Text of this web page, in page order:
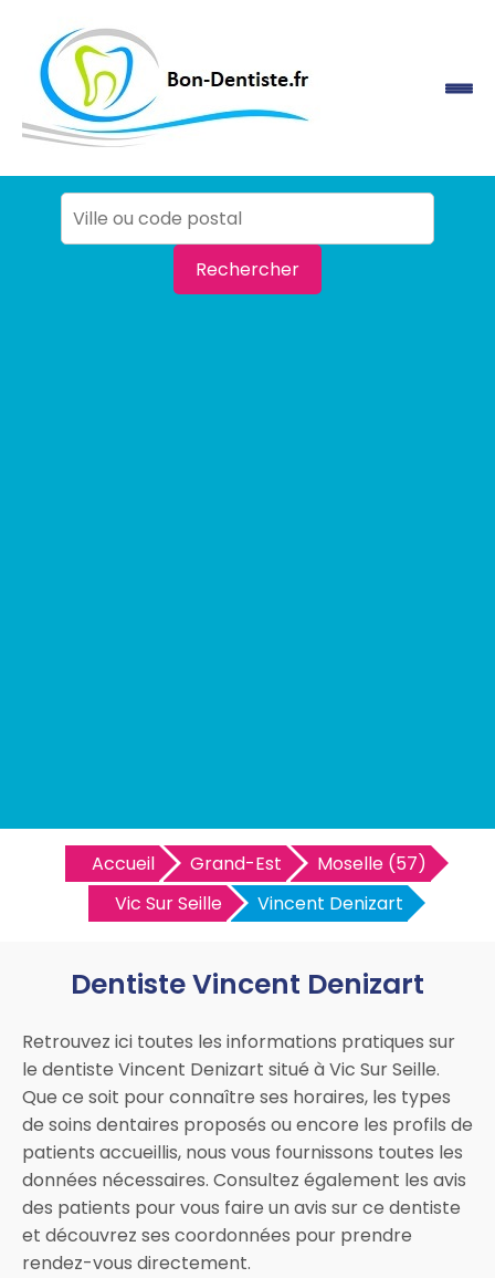
Rechercher
Accueil Grand-Est
Moselle (57)
Vic Sur Seille
Vincent Denizart
Dentiste Vincent Denizart
Retrouvez ici toutes les informations pratiques sur
le dentiste Vincent Denizart situé à Vic Sur Seille.
Que ce soit pour connaître ses horaires, les types
de soins dentaires proposés ou encore les profils de
patients accueillis, nous vous fournissons toutes les
données nécessaires. Consultez également les avis
des patients pour vous faire un avis sur ce dentiste
et découvrez ses coordonnées pour prendre
rendez-vous directement.